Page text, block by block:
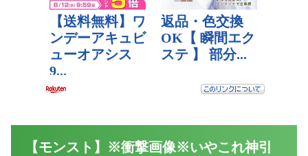
【モンスト】※衝撃画像※いやこれ神引